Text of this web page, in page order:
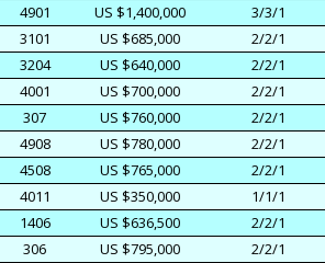
4901
US $1,400,000 3/3/1
3101
US $685,000 2/2/1
3204
US $640,000 2/2/1
4001
US $700,000 2/2/1
307
US $760,000 2/2/1
4908
US $780,000 2/2/1
4508
US $765,000 2/2/1
4011
US $350,000 1/1/1
1406
US $636,500 2/2/1
306
US $795,000 2/2/1